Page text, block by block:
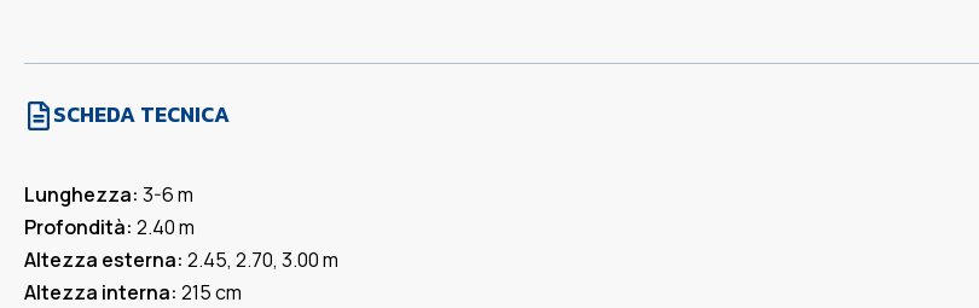
SCHEDA TECNICA
Lunghezza: 3-6 m
Profondità: 2.40 m
Altezza esterna: 2.45, 2.70, 3.00 m
Altezza interna: 215 cm